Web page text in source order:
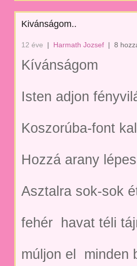
Kivánságom..
12 éve | Harmath Jozsef | 8
Kívánságom
Isten adjon
Koszorúba-font
Hozzá arany
Asztalra sok-sok
fehér havat téli
múljon el minden